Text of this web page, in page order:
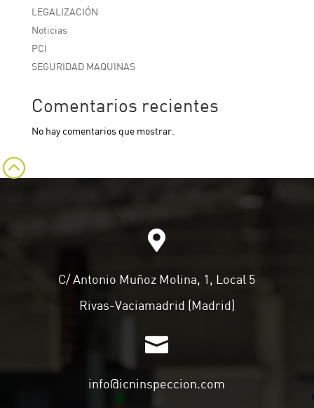
LEGALIZACIÓN
Noticias
PCI
SEGURIDAD MAQUINAS
Comentarios recientes
No hay comentarios que mostrar.

C/ Antonio Muñoz Molina, 1, Local 5
Rivas-Vaciamadrid (Madrid)

info@icninspeccion.com
: